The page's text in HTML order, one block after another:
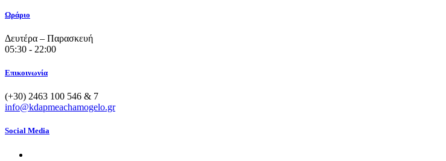
Ωράριο
Δευτέρα – Παρασκευή
05:30 - 22:00
Επικοινωνία
(+30) 2463 100 546 & 7
info@kdapmeachamogelo.gr
Social Media